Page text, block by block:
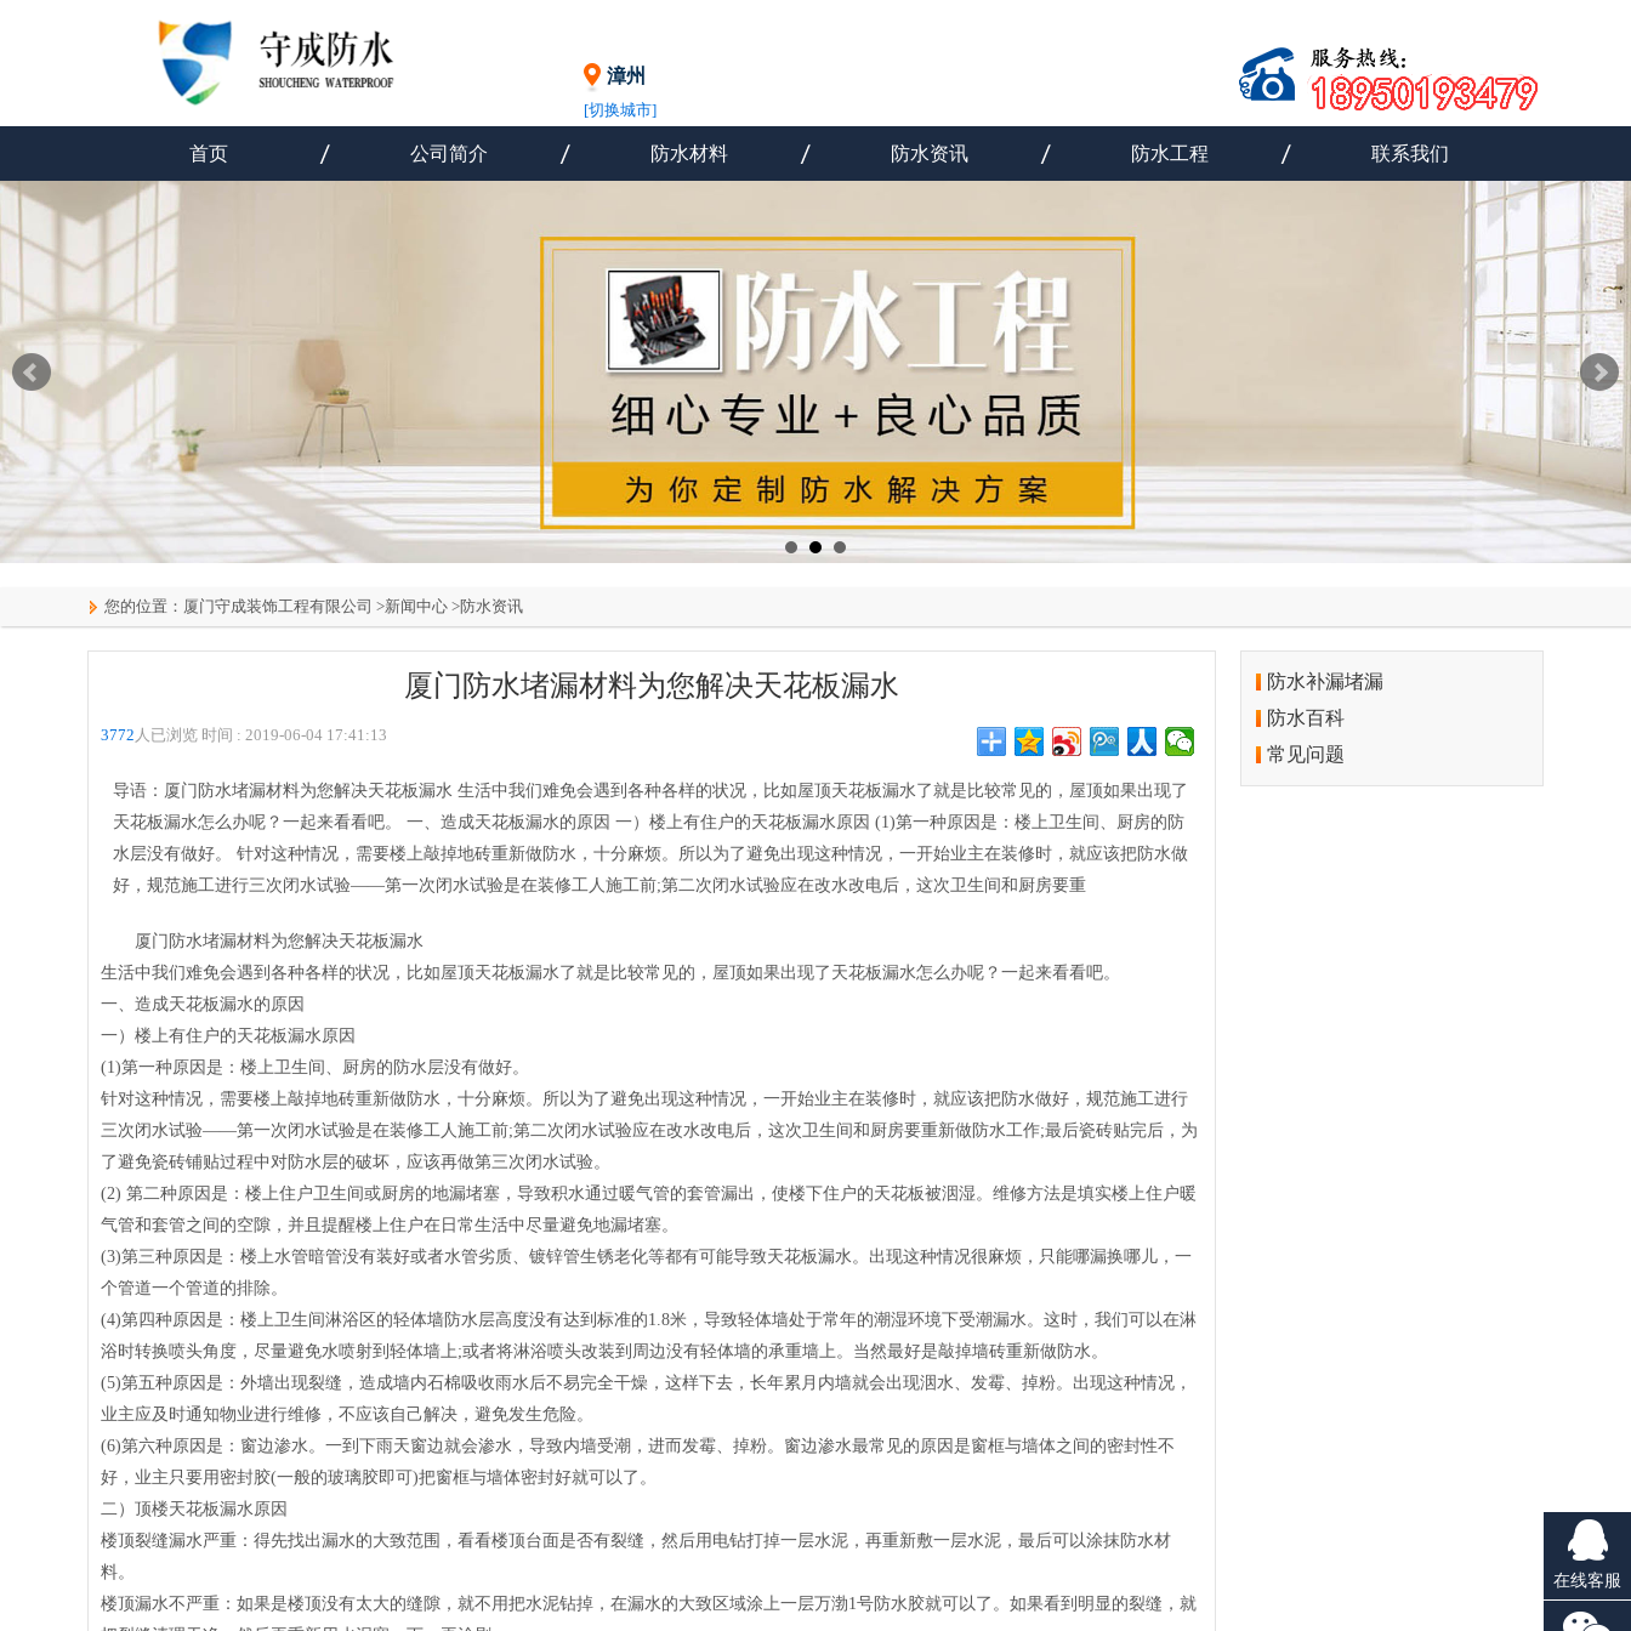
漳州
[切换城市]
首页 公司简介 防水材料 防水资讯 防水工程 联系我们
您的位置： 厦门守成装饰工程有限公司 >新闻中心 >防水资讯
厦门防水堵漏材料为您解决天花板漏水
3772 人已浏览 时间 : 2019-06-04 17:41:13
导语：厦门防水堵漏材料为您解决天花板漏水 生活中我们难免会遇到各种各样的状况，比如屋顶天花板漏水了就是比较常见的，屋顶如果出现了
天花板漏水怎么办呢？一起来看看吧。 一、造成天花板漏水的原因 一）楼上有住户的天花板漏水原因 (1)第一种原因是：楼上卫生间、厨房的防
水层没有做好。 针对这种情况，需要楼上敲掉地砖重新做防水，十分麻烦。所以为了避免出现这种情况，一开始业主在装修时，就应该把防水做
好，规范施工进行三次闭水试验——第一次闭水试验是在装修工人施工前;第二次闭水试验应在改水改电后，这次卫生间和厨房要重
厦门防水堵漏材料为您解决天花板漏水
生活中我们难免会遇到各种各样的状况，比如屋顶天花板漏水了就是比较常见的，屋顶如果出现了天花板漏水怎么办呢？一起来看看吧。
一、造成天花板漏水的原因
一）楼上有住户的天花板漏水原因
(1)第一种原因是：楼上卫生间、厨房的防水层没有做好。
针对这种情况，需要楼上敲掉地砖重新做防水，十分麻烦。所以为了避免出现这种情况，一开始业主在装修时，就应该把防水做好，规范施工进行
三次闭水试验——第一次闭水试验是在装修工人施工前;第二次闭水试验应在改水改电后，这次卫生间和厨房要重新做防水工作;最后瓷砖贴完后，为
了避免瓷砖铺贴过程中对防水层的破坏，应该再做第三次闭水试验。
(2) 第二种原因是：楼上住户卫生间或厨房的地漏堵塞，导致积水通过暖气管的套管漏出，使楼下住户的天花板被洇湿。维修方法是填实楼上住户暖
气管和套管之间的空隙，并且提醒楼上住户在日常生活中尽量避免地漏堵塞。
(3)第三种原因是：楼上水管暗管没有装好或者水管劣质、镀锌管生锈老化等都有可能导致天花板漏水。出现这种情况很麻烦，只能哪漏换哪儿，一
个管道一个管道的排除。
(4)第四种原因是：楼上卫生间淋浴区的轻体墙防水层高度没有达到标准的1.8米，导致轻体墙处于常年的潮湿环境下受潮漏水。这时，我们可以在淋
浴时转换喷头角度，尽量避免水喷射到轻体墙上;或者将淋浴喷头改装到周边没有轻体墙的承重墙上。当然最好是敲掉墙砖重新做防水。
(5)第五种原因是：外墙出现裂缝，造成墙内石棉吸收雨水后不易完全干燥，这样下去，长年累月内墙就会出现洇水、发霉、掉粉。出现这种情况，
业主应及时通知物业进行维修，不应该自己解决，避免发生危险。
(6)第六种原因是：窗边渗水。一到下雨天窗边就会渗水，导致内墙受潮，进而发霉、掉粉。窗边渗水最常见的原因是窗框与墙体之间的密封性不
好，业主只要用密封胶(一般的玻璃胶即可)把窗框与墙体密封好就可以了。
二）顶楼天花板漏水原因
楼顶裂缝漏水严重：得先找出漏水的大致范围，看看楼顶台面是否有裂缝，然后用电钻打掉一层水泥，再重新敷一层水泥，最后可以涂抹防水材
料。
楼顶漏水不严重：如果是楼顶没有太大的缝隙，就不用把水泥钻掉，在漏水的大致区域涂上一层万渤1号防水胶就可以了。如果看到明显的裂缝，就
防水补漏堵漏
防水百科
常见问题
在线客服